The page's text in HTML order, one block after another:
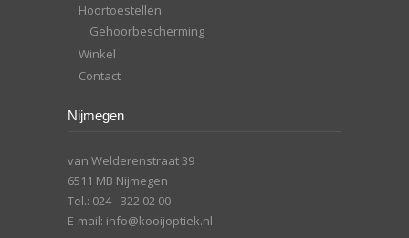
Hoortoestellen
Gehoorbescherming
Winkel
Contact
Nijmegen
van Welderenstraat 39
6511 MB Nijmegen
Tel.: 024 - 322 02 00
E-mail: info@kooijoptiek.nl